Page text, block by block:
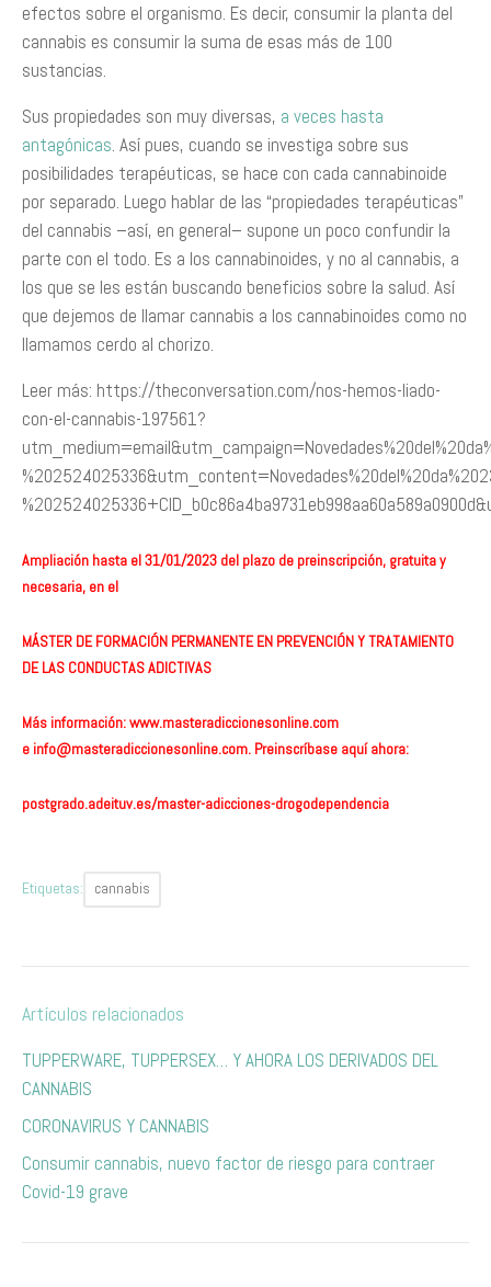
efectos sobre el organismo. Es decir, consumir la planta del
cannabis es consumir la suma de esas más de 100
sustancias.
Sus propiedades son muy diversas, a veces hasta
antagónicas. Así pues, cuando se investiga sobre sus
posibilidades terapéuticas, se hace con cada cannabinoide
por separado. Luego hablar de las “propiedades terapéuticas”
del cannabis –así, en general– supone un poco confundir la
parte con el todo. Es a los cannabinoides, y no al cannabis, a
los que se les están buscando beneficios sobre la salud. Así
que dejemos de llamar cannabis a los cannabinoides como no
llamamos cerdo al chorizo.
Leer más: https://theconversation.com/nos-hemos-liado-
con-el-cannabis-197561?
Ampliación hasta el 31/01/2023 del plazo de preinscripción, gratuita y
necesaria, en el
MÁSTER DE FORMACIÓN PERMANENTE EN PREVENCIÓN Y TRATAMIENTO
DE LAS CONDUCTAS ADICTIVAS
Más información:www.masteradiccionesonline.com
e info@masteradiccionesonline.com. Preinscríbase aquí ahora:
postgrado.adeituv.es/master-adicciones-drogodependencia
Etiquetas: cannabis
Artículos relacionados
TUPPERWARE, TUPPERSEX… Y AHORA LOS DERIVADOS DEL
CANNABIS
CORONAVIRUS Y CANNABIS
Consumir cannabis, nuevo factor de riesgo para contraer
Covid-19 grave